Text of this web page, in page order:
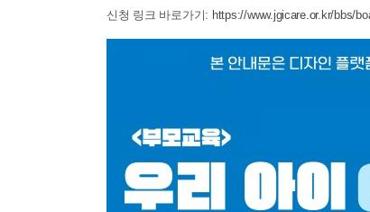
신청 링크 바로가기: https://www.jgicare.or.kr/bbs/